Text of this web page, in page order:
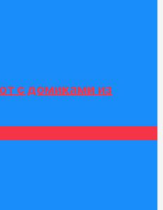
с домиками из